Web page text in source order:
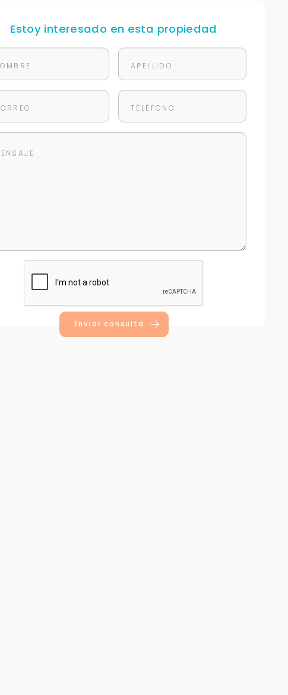
Estoy interesado en esta propiedad
Enviar consulta